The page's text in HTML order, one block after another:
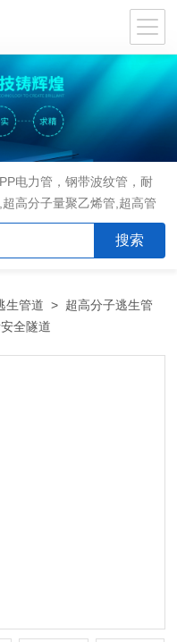
电力管，钢带波纹管，耐
高分子量聚乙烯管,超高管
生管道 > 超高分子逃生管
全隧道